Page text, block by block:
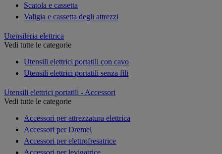
Scatola e cassetta
Valigia e cassetta degli attrezzi
Utensileria elettrica
Vedi tutte le categorie
Utensili elettrici portatili con cavo
Utensili elettrici portatili senza fili
Utensili elettrici portatili - Accessori
Vedi tutte le categorie
Accessori per attrezzatura elettrica
Accessori per Dremel
Accessori per elettrofresatrice
Accessori per levigatrice